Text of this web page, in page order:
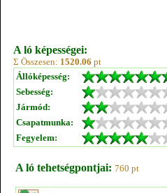
A ló képességei:
Σ Összesen: 1520.06 pt
Állóképesség:
Sebesség:
Jármód:
Csapatmunka:
Fegyelem:
A ló tehetségpontjai: 760 pt